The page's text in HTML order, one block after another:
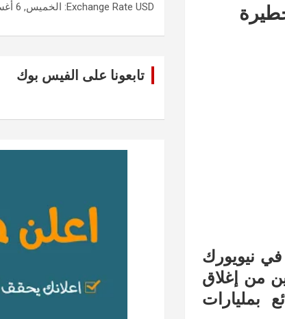
قام اليوم المشرعون في ولاية نيويورك بعملية إغلاق بنك Signature في نيويورك
من إغلاق
بمليارات
Exchange Rate USD : الخميس, 6 أغسطس.
تابعونا على الفيس بوك